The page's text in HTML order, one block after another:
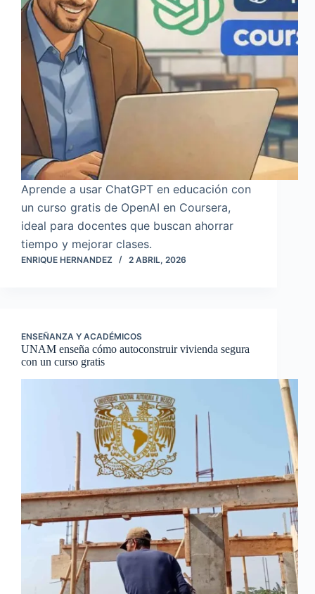
Aprende a usar ChatGPT en educación con
un curso gratis de OpenAI en Coursera,
ideal para docentes que buscan ahorrar
tiempo y mejorar clases.
ENRIQUE HERNANDEZ 2 ABRIL, 2026
ENSEÑANZA Y ACADÉMICOS
UNAM enseña cómo autoconstruir vivienda segura
con un curso gratis